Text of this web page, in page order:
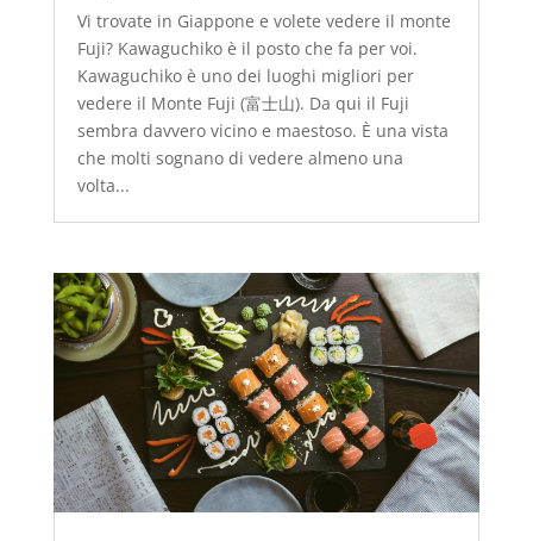
Vi trovate in Giappone e volete vedere il monte
Fuji? Kawaguchiko è il posto che fa per voi.
Kawaguchiko è uno dei luoghi migliori per
vedere il Monte Fuji (富士山). Da qui il Fuji
sembra davvero vicino e maestoso. È una vista
che molti sognano di vedere almeno una
volta...